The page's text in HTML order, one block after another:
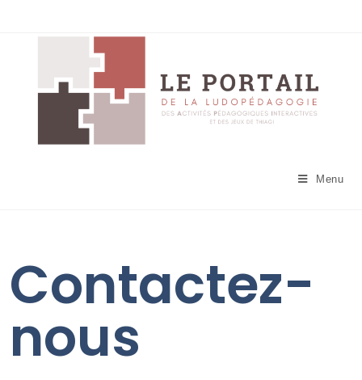
Menu
Contactez-
nous